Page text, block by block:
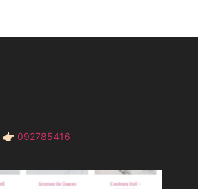
👉🏻 092785416